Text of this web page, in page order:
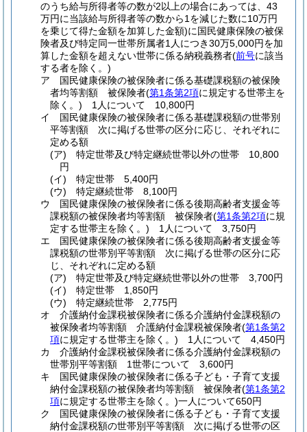
のうち給与所得者等の数が2以上の場合にあっては、43
万円に当該給与所得者等の数から1を減じた数に10万円
を乗じて得た金額を加算した金額)に国民健康保険の被保
険者及び特定同一世帯所属者1人につき30万5,000円を加
算した金額を超えない世帯に係る納税義務者(前号に該当
する者を除く。)
ア
国民健康保険の被保険者に係る基礎課税額の被保険
者均等割額 被保険者(第1条第2項に規定する世帯主を
除く。) 1人について 10,800円
イ
国民健康保険の被保険者に係る基礎課税額の世帯別
平等割額 次に掲げる世帯の区分に応じ、それぞれに
定める額
(ア)
特定世帯及び特定継続世帯以外の世帯 10,800
円
(イ)
特定世帯 5,400円
(ウ)
特定継続世帯 8,100円
ウ
国民健康保険の被保険者に係る後期高齢者支援金等
課税額の被保険者均等割額 被保険者(第1条第2項に規
定する世帯主を除く。) 1人について 3,750円
エ
国民健康保険の被保険者に係る後期高齢者支援金等
課税額の世帯別平等割額 次に掲げる世帯の区分に応
じ、それぞれに定める額
(ア)
特定世帯及び特定継続世帯以外の世帯 3,700円
(イ)
特定世帯 1,850円
(ウ)
特定継続世帯 2,775円
オ
介護納付金課税被保険者に係る介護納付金課税額の
被保険者均等割額 介護納付金課税被保険者(第1条第2
項に規定する世帯主を除く。) 1人について 4,450円
カ
介護納付金課税被保険者に係る介護納付金課税額の
世帯別平等割額 1世帯について 3,600円
キ
国民健康保険の被保険者に係る子ども・子育て支援
納付金課税額の被保険者均等割額 被保険者(第1条第2
項に規定する世帯主を除く。)一人について650円
ク
国民健康保険の被保険者に係る子ども・子育て支援
納付金課税額の世帯別平等割額 次に掲げる世帯の区